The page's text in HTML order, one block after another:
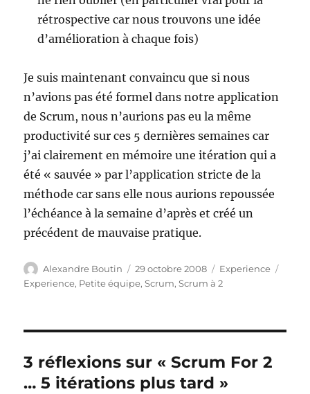
rétrospective car nous trouvons une idée
d’amélioration à chaque fois)
Je suis maintenant convaincu que si nous
n’avions pas été formel dans notre application
de Scrum, nous n’aurions pas eu la même
productivité sur ces 5 dernières semaines car
j’ai clairement en mémoire une itération qui a
été « sauvée » par l’application stricte de la
méthode car sans elle nous aurions repoussée
l’échéance à la semaine d’après et créé un
précédent de mauvaise pratique.
Auteur
Alexandre Boutin
Publié
le
29 octobre 2008 Catégories
Experience
Experience, Petite équipe,Scrum,Scrum à 2
3 réflexions sur « Scrum For 2
… 5 itérations plus tard »